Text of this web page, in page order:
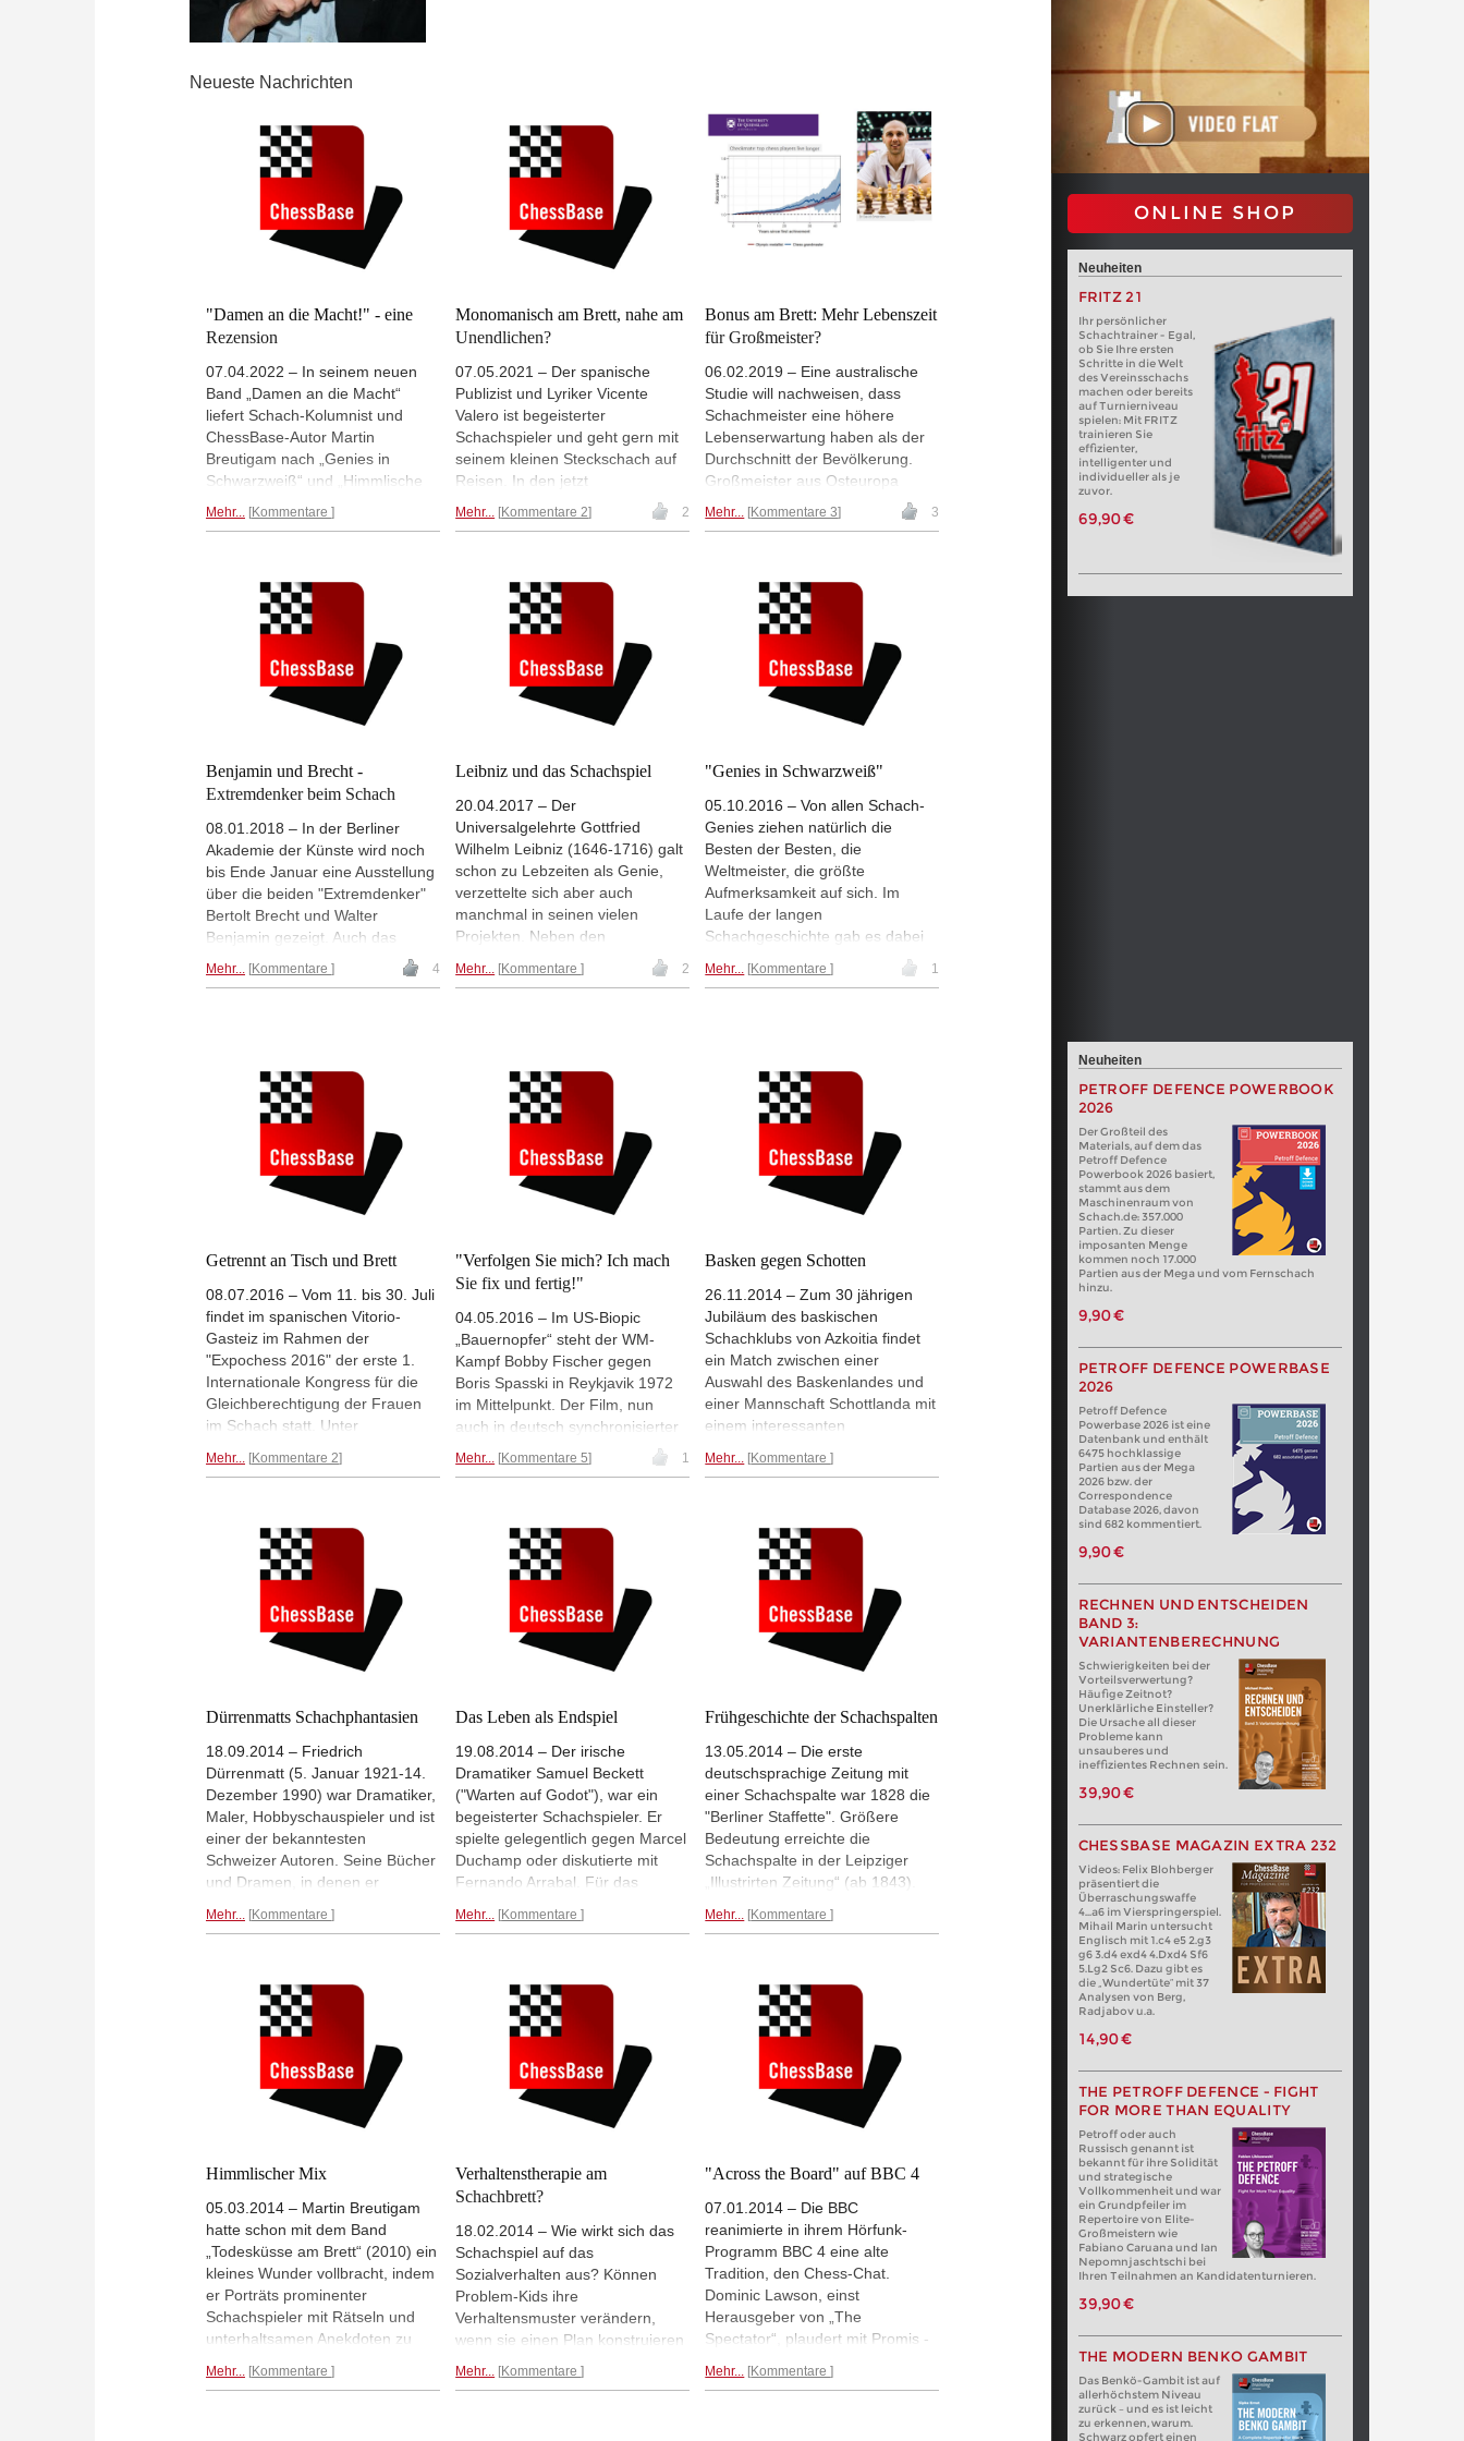
Neueste Nachrichten
"Damen an die Macht!" - eine
Rezension
07.04.2022 – In seinem neuen
Band „Damen an die Macht“
liefert Schach-Kolumnist und
ChessBase-Autor Martin
Breutigam nach „Genies in
Schwarzweiß“ und „Himmlische
Mix aus Schachanekdoten,
Mehr... Kommentare
Monomanisch am Brett, nahe am
Unendlichen?
07.05.2021 – Der spanische
Publizist und Lyriker Vicente
Valero ist begeisterter
Schachspieler und geht gern mit
seinem kleinen Steckschach auf
Reisen. In den jetzt
Novellen" präsentiert er einen
Erfahrungen | Foto: Berenburg
Verlag/ March.es
Mehr... Kommentare 2 2
Bonus am Brett: Mehr Lebenszeit
für Großmeister?
06.02.2019 – Eine australische
Studie will nachweisen, dass
Schachmeister eine höhere
Lebenserwartung haben als der
Durchschnitt der Bevölkerung.
Großmeister aus Osteuropa
sollen demnach eine bis zu 14
Jahre höhere Lebenserwartung
auseinandergesetzt.
Mehr... Kommentare 3 3
Benjamin und Brecht -
Extremdenker beim Schach
08.01.2018 – In der Berliner
Akademie der Künste wird noch
bis Ende Januar eine Ausstellung
über die beiden "Extremdenker"
Bertolt Brecht und Walter
Benjamin gezeigt. Auch das
Schachspiel spielte bei beiden
eine Rolle. Peter Münder
wiederfindet. (Foto: unbekannter
Fotograf, © Akademie der Künste,
Berlin, Bertolt-Brecht-Archiv)
Mehr... Kommentare 4
Leibniz und das Schachspiel
20.04.2017 – Der
Universalgelehrte Gottfried
Wilhelm Leibniz (1646-1716) galt
schon zu Lebzeiten als Genie,
verzettelte sich aber auch
manchmal in seinen vielen
Projekten. Neben den
Wahrscheinlichkeitsgesetzen des
Würfelspiels hat Leibniz auch das
erforscht.
Mehr... Kommentare 2
"Genies in Schwarzweiß"
05.10.2016 – Von allen Schach-
Genies ziehen natürlich die
Besten der Besten, die
Weltmeister, die größte
Aufmerksamkeit auf sich. Im
Laufe der langen
Schachgeschichte gab es dabei
Schachweltmeister. Der
neuen Buch "Genies in
Schwarzweiß" in lesenswerten
Portraits vor. Peter Münder hat
sich das "brillant geschriebene"
Buch angeschaut.Mehr...
Mehr... Kommentare 1
ONLINE SHOP
Neuheiten
FRITZ 21
Ihr persönlicher
Schachtrainer - Egal,
ob Sie Ihre ersten
Schritte in die Welt
des Vereinsschachs
machen oder bereits
auf Turnierniveau
spielen: Mit FRITZ
trainieren Sie
effizienter,
intelligenter und
individueller als je
zuvor.
69,90 €
Getrennt an Tisch und Brett
08.07.2016 – Vom 11. bis 30. Juli
findet im spanischen Vitorio-
Gasteiz im Rahmen der
"Expochess 2016" der erste 1.
Internationale Kongress für die
Gleichberechtigung der Frauen
im Schach statt. Unter
die Bedingungen für Frauen im
Ein Vorbericht von Peter
Münder...
Mehr... Kommentare 2
"Verfolgen Sie mich? Ich mach
Sie fix und fertig!"
04.05.2016 – Im US-Biopic
„Bauernopfer“ steht der WM-
Kampf Bobby Fischer gegen
Boris Spasski in Reykjavik 1972
im Mittelpunkt. Der Film, nun
auch in deutsch synchronisierter
Version angelaufen, entwirft ein
Psychogramm, das den
der während des Kalten Krieges
als Vertreter der freien Welt
gegen das sowjetische
Rezension
von Peter Münder...
Mehr... Kommentare 5 1
Basken gegen Schotten
26.11.2014 – Zum 30 jährigen
Jubiläum des baskischen
Schachklubs von Azkoitia findet
ein Match zwischen einer
Auswahl des Baskenlandes und
einer Mannschaft Schottlanda mit
einem interessanten
Hamburger Künstlerin Elke
Schachmotiven
zusammengestellt
Mehr... Kommentare
Dürrenmatts Schachphantasien
18.09.2014 – Friedrich
Dürrenmatt (5. Januar 1921-14.
Dezember 1990) war Dramatiker,
Maler, Hobbyschauspieler und ist
einer der bekanntesten
Schweizer Autoren. Seine Bücher
und Dramen, in denen er
Humor menschliche Abgründe
Schach war für ihn ein wichtiges
Thema.Mehr...
Mehr... Kommentare
Das Leben als Endspiel
19.08.2014 – Der irische
Dramatiker Samuel Beckett
("Warten auf Godot"), war ein
begeisterter Schachspieler. Er
spielte gelegentlich gegen Marcel
Duchamp oder diskutierte mit
Fernando Arrabal. Für das
Beckett einige Jahre zur Schule
Schachspiel verwandelt.
Mehr... Kommentare
Frühgeschichte der Schachspalten
13.05.2014 – Die erste
deutschsprachige Zeitung mit
einer Schachspalte war 1828 die
"Berliner Staffette". Größere
Bedeutung erreichte die
Schachspalte in der Leipziger
„Illustrirten Zeitung“ (ab 1843).
zu jeder guten Tageszeitung. Die
künstlerisches Denkmal gesetzt
und ein Buch veröffentlicht.
Mehr... Kommentare
Himmlischer Mix
05.03.2014 – Martin Breutigam
hatte schon mit dem Band
„Todesküsse am Brett“ (2010) ein
kleines Wunder vollbracht, indem
er Porträts prominenter
Schachspieler mit Rätseln und
unterhaltsamen Anekdoten zu
Impressionen veredelte. Der
Mehr... Kommentare
Verhaltenstherapie am
Schachbrett?
18.02.2014 – Wie wirkt sich das
Schachspiel auf das
Sozialverhalten aus? Können
Problem-Kids ihre
Verhaltensmuster verändern,
wenn sie einen Plan konstruieren
denken, dann handeln"
Mehr... Kommentare
"Across the Board" auf BBC 4
07.01.2014 – Die BBC
reanimierte in ihrem Hörfunk-
Programm BBC 4 eine alte
Tradition, den Chess-Chat.
Dominic Lawson, einst
Herausgeber von „The
Spectator“, plaudert mit Promis -
- über deren Schachleidenschaft
Mehr... Kommentare
Neuheiten
PETROFF DEFENCE POWERBOOK
2026
Der Großteil des
Materials, auf dem das
Petroff Defence
Powerbook 2026 basiert,
stammt aus dem
Maschinenraum von
Schach.de: 357.000
Partien. Zu dieser
imposanten Menge
kommen noch 17.000
Partien aus der Mega und vom Fernschach
hinzu.
9,90 €
PETROFF DEFENCE POWERBASE
2026
Petroff Defence
Powerbase 2026 ist eine
Datenbank und enthält
6475 hochklassige
Partien aus der Mega
2026 bzw. der
Correspondence
Database 2026, davon
sind 682 kommentiert.
9,90 €
RECHNEN UND ENTSCHEIDEN
BAND 3:
VARIANTENBERECHNUNG
Schwierigkeiten bei der
Vorteilsverwertung?
Häufige Zeitnot?
Unerklärliche Einsteller?
Die Ursache all dieser
Probleme kann
unsauberes und
ineffizientes Rechnen sein.
39,90 €
CHESSBASE MAGAZIN EXTRA 232
Videos: Felix Blohberger
präsentiert die
Überraschungswaffe
4...a6 im Vierspringerspiel.
Mihail Marin untersucht
Englisch mit 1.c4 e5 2.g3
g6 3.d4 exd4 4.Dxd4 Sf6
5.Lg2 Sc6. Dazu gibt es
die „Wundertüte“ mit 37
Analysen von Berg,
Radjabov u.a.
14,90 €
THE PETROFF DEFENCE - FIGHT
FOR MORE THAN EQUALITY
Petroff oder auch
Russisch genannt ist
bekannt für ihre Solidität
und strategische
Vollkommenheit und war
ein Grundpfeiler im
Repertoire von Elite-
Großmeistern wie
Fabiano Caruana und Ian
Nepomnjaschtschi bei
Ihren Teilnahmen an Kandidatenturnieren.
39,90 €
THE MODERN BENKO GAMBIT
Das Benkö-Gambit ist auf
allerhöchstem Niveau
zurück – und es ist leicht
zu erkennen, warum.
Schwarz opfert einen